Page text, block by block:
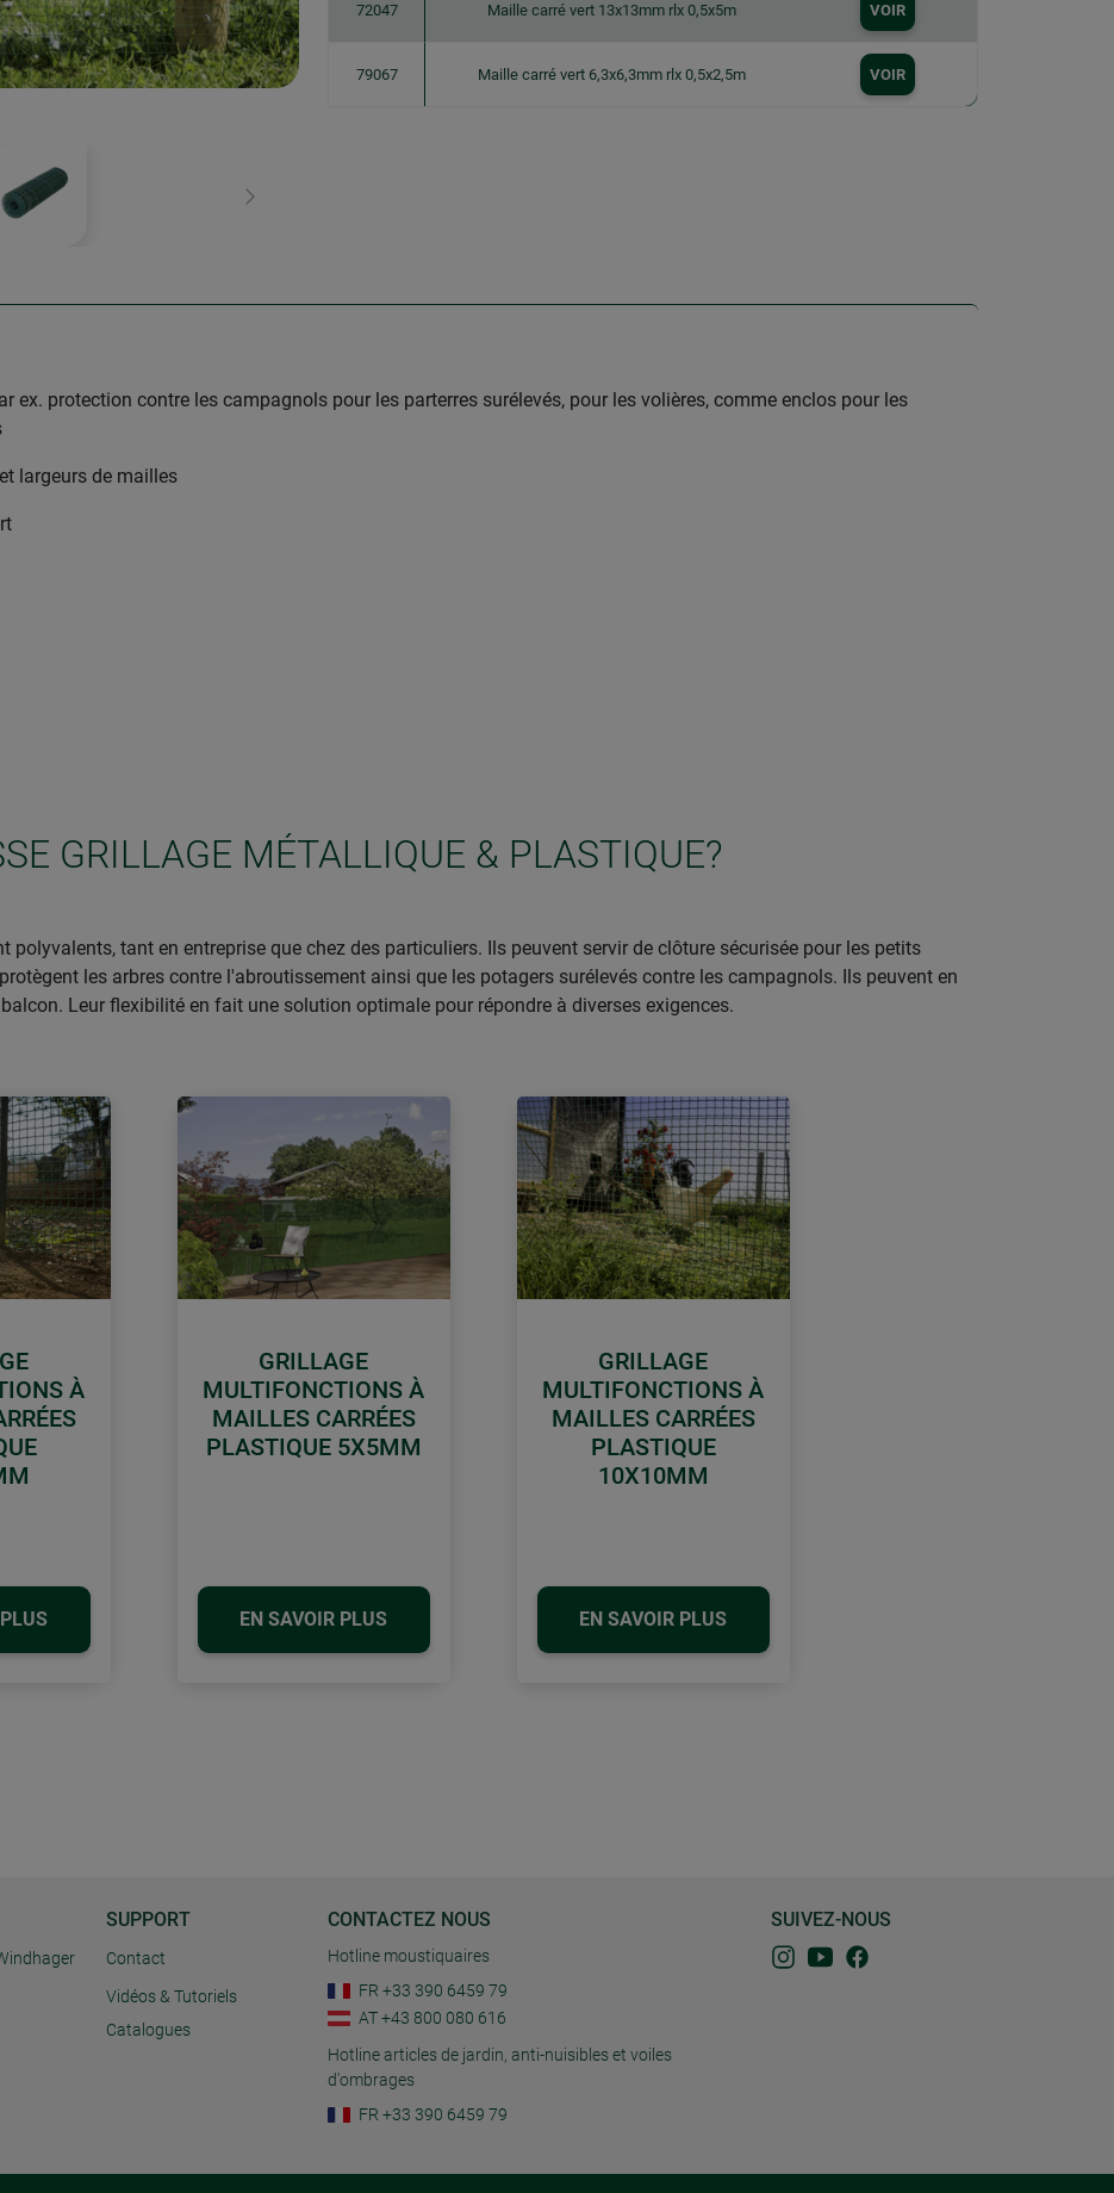
Continuer
72047 Maille carré vert 13x13mm rlx 0,5x5m VOIR
79067 Maille carré vert 6,3x6,3mm rlx 0,5x2,5m VOIR
ex. protection contre les campagnols pour les parterres surélevés, pour les volières, comme enclos pour les
largeurs de mailles
GRILLAGE MÉTALLIQUE & PLASTIQUE?
polyvalents, tant en entreprise que chez des particuliers. Ils peuvent servir de clôture sécurisée pour les petits
les arbres contre l'abroutissement ainsi que les potagers surélevés contre les campagnols. Ils peuvent en
Leur flexibilité en fait une solution optimale pour répondre à diverses exigences.
À
GRILLAGE
MULTIFONCTIONS À
MAILLES CARRÉES
PLASTIQUE 5X5MM
EN SAVOIR PLUS
GRILLAGE
MULTIFONCTIONS À
MAILLES CARRÉES
PLASTIQUE
10X10MM
EN SAVOIR PLUS
SUPPORT
Contact
Vidéos & Tutoriels
Catalogues
CONTACTEZ NOUS
Hotline moustiquaires
FR +33 390 6459 79
AT +43 800 080 616
Hotline articles de jardin, anti-nuisibles et voiles
d'ombrages
FR +33 390 6459 79
SUIVEZ-NOUS